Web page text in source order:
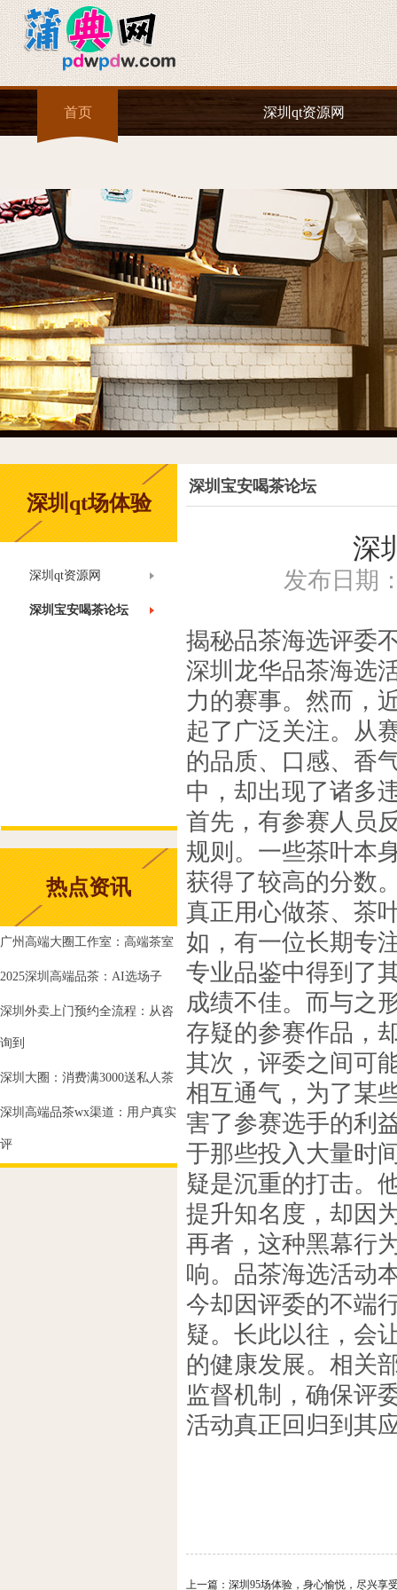
首页 深圳qt资源网
深圳qt场体验
深圳qt资源网
深圳宝安喝茶论坛
热点资讯
‌广州高端大圈工作室‌：高端茶室
2025深圳高端品茶：AI选场子
深圳外卖上门预约全流程：从咨
询到
深圳大圈：消费满3000送私人茶
深圳高端品茶wx渠道：用户真实
评
深圳宝安喝茶论坛
深
发布日期
揭秘品茶海选评委
深圳龙华品茶海选
力的赛事。然而，
起了广泛关注。从
的品质、口感、香
中，却出现了诸多
首先，有参赛人员
规则。一些茶叶本
获得了较高的分数
真正用心做茶、茶
如，有一位长期专
专业品鉴中得到了
成绩不佳。而与之
存疑的参赛作品，
其次，评委之间可
相互通气，为了某
害了参赛选手的利
于那些投入大量时
疑是沉重的打击。
提升知名度，却因
再者，这种黑幕行
响。品茶海选活动
今却因评委的不端
疑。长此以往，会
的健康发展。相关
监督机制，确保评
活动真正回归到其
上一篇： 深圳95场体验，身心愉悦，尽兴享